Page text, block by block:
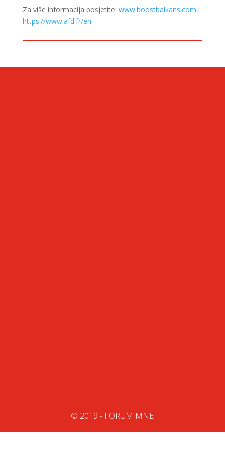
Za više informacija posjetite: www.boostbalkans.com i
https://www.afd.fr/en.
© 2019 - FORUM MNE